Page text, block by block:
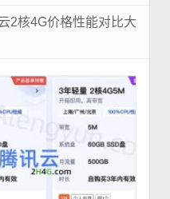
2核4G价格性能对比大